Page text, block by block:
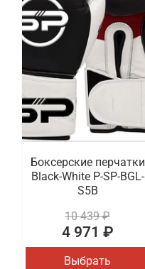
Боксерские перчатки
Black-White P-SP-BGL-
S5B
10 439 ₽
4 971 ₽
Выбрать